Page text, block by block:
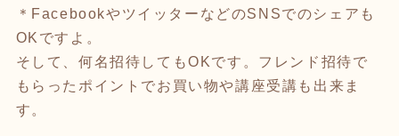
＊FacebookやツイッターなどのSNSでのシェアも
OKですよ。
そして、何名招待してもOKです。フレンド招待で
もらったポイントでお買い物や講座受講も出来ま
す。